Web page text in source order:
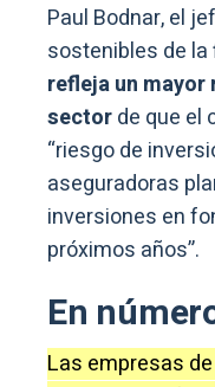
Paul Bodnar, el
sostenibles de
refleja un
sectorde que el
“riesgo de
aseguradoras
inversiones en
próximos años”.
En
Las empresas